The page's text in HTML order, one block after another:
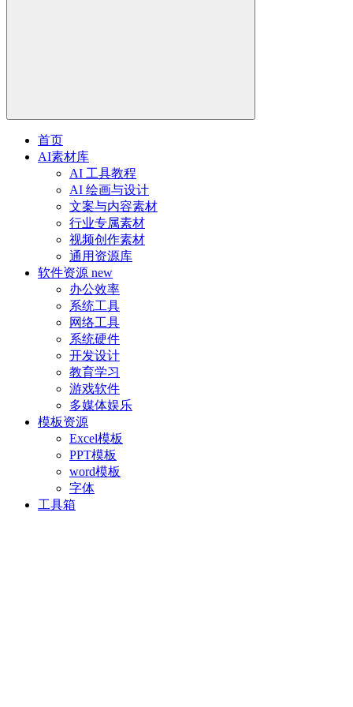
首页
AI素材库
AI 工具教程
AI 绘画与设计
文案与内容素材
行业专属素材
视频创作素材
通用资源库
软件资源 new
办公效率
系统工具
网络工具
系统硬件
开发设计
教育学习
游戏软件
多媒体娱乐
模板资源
Excel模板
PPT模板
word模板
字体
工具箱